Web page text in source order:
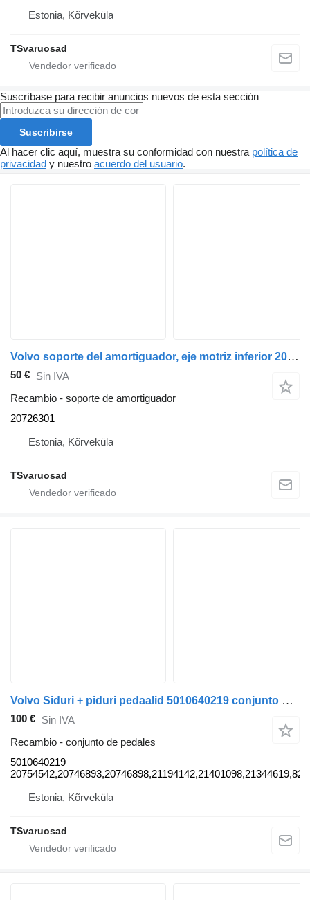
Estonia, Kõrveküla
TSvaruosad
Suscríbase para recibir anuncios nuevos de esta sección
Suscribirse
Al hacer clic aquí, muestra su conformidad con nuestra política de
privacidad y nuestro acuerdo del usuario.
Volvo soporte del amortiguador, eje motriz inferior 20726301 soporte de amortiguador para Volvo FE280 camión
50 € Sin IVA
Recambio - soporte de amortiguador
20726301
Estonia, Kõrveküla
TSvaruosad
Volvo Siduri + piduri pedaalid 5010640219 conjunto de pedales para Volvo FE280 camión
100 € Sin IVA
Recambio - conjunto de pedales
5010640219
Estonia, Kõrveküla
TSvaruosad